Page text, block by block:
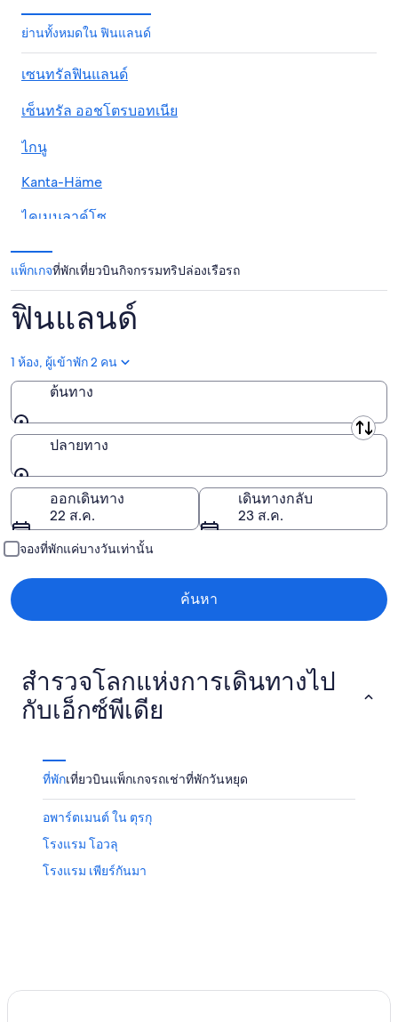
ย่านทั้งหมดใน ฟินแลนด์
เซนทรัลฟินแลนด์
เซ็นทรัล ออชโตรบอทเนีย
ไกนู
Kanta-Häme
ไคเมนลาค์โซ
แลปแลนด์
การิเลียเหนือ
นอร์ทเทิร์น ออสโทรบอทเนีย
นอร์เทิร์นซาโวเนีย
ออสโตรบอทเนีย
เพียร์กันมา
ไปจานนี ทาวาสเทีย
ซาตาคุนตา
เซาท์ คาเรเลีย
เซาเทิร์นออสโตรบอทเนีย
เซาเทิร์น ซาโวเนีย
อูซิมา
แพ็กเกจที่พักเที่ยวบินกิจกรรมทริปล่องเรือรถ
ฟินแลนด์
1 ห้อง, ผู้เข้าพัก 2 คน
ต้นทาง
ต้นทาง
ปลายทาง
ปลายทาง
ออกเดินทาง
22 ส.ค.
เดินทางกลับ
23 ส.ค.
จองที่พักแค่บางวันเท่านั้น
ค้นหา
สำรวจโลกแห่งการเดินทางไป
กับเอ็กซ์พีเดีย
ที่พักเที่ยวบินแพ็กเกจรถเช่าที่พักวันหยุด
อพาร์ตเมนต์ ใน ตุรกุ
โรงแรม โอวลุ
โรงแรม เพียร์กันมา